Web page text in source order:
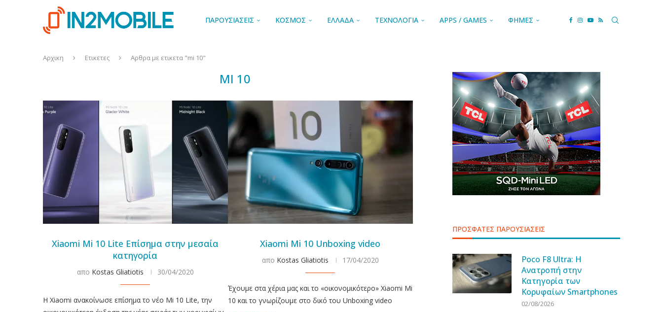
ΠΑΡΟΥΣΙΑΣΕΙΣ ΚΟΣΜΟΣ ΕΛΛΑΔΑ ΤΕΧΝΟΛΟΓΙΑ APPS / GAMES ΦΗΜΕΣ
Αρχικη Ετικετες Αρθρα με ετικετα "mi 10"
MI 10
Xiaomi Mi 10 Lite Επίσημα στην μεσαία
κατηγορία
απο Kostas Gliatiotis 30/04/2020
Η Xiaomi ανακοίνωσε επίσημα το νέο Mi 10 Lite, την
Xiaomi Mi 10 Unboxing video
απο Kostas Gliatiotis 17/04/2020
Έχουμε στα χέρια μας και το «οικονομικότερο» Xiaomi Mi
10 και το γνωρίζουμε στο δικό του Unboxing video
ΠΡΟΣΦΑΤΕΣ ΠΑΡΟΥΣΙΑΣΕΙΣ
Poco F8 Ultra: Η
Ανατροπή στην
Κατηγορία των
Κορυφαίων Smartphones
02/08/2026